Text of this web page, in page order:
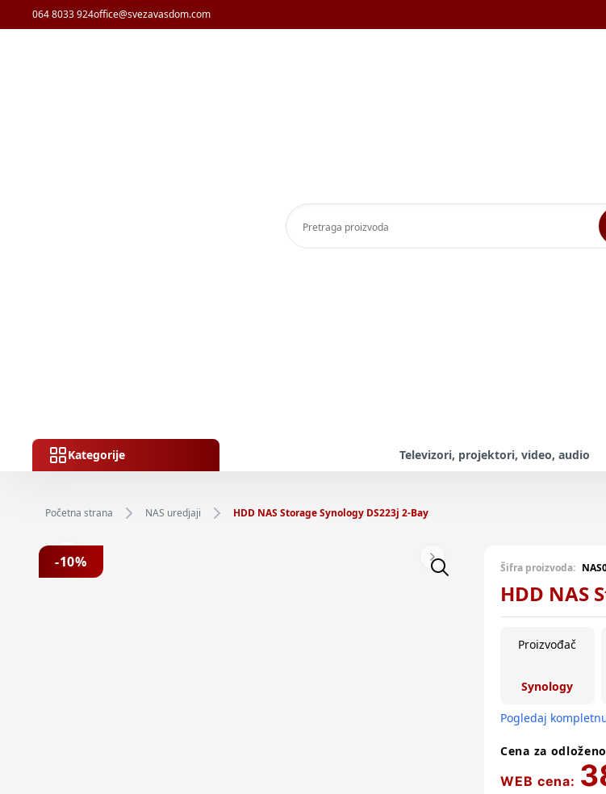
064 8033 924office@svezavasdom.com
Kategorije Televizori, projektori, video, audio
Početna strana NAS uredjaji HDD NAS Storage Synology DS223j 2-Bay
Previous slide Next slide
-10% Šifra proizvoda:
HDD NAS
Proizvođač
Synology
Pogledaj
Cena za
WEB cena: